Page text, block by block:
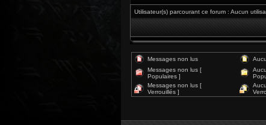
Utilisateur(s) parcourant ce forum : Aucun
Messages non lus
Messages non lus [
Populaires ]
Messages non lus [
Verrouillés ]